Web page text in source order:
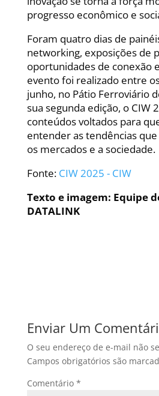
progresso econômico e
Foram quatro dias de
networking, exposições de
oportunidades de conexão
evento foi realizado entre
junho, no Pátio Ferroviário
sua segunda edição, o CIW
conteúdos voltados para
entender as tendências
os mercados e a sociedade.
Fonte: CIW 2025 - CIW
Texto e imagem: Equipe
DATALINK
Enviar Um
O seu endereço de e-mail não
Campos obrigatórios são
Comentário *